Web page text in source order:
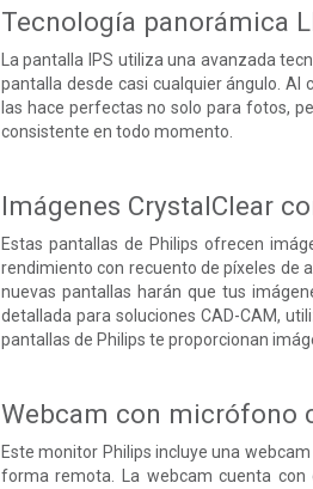
Tecnología panorámica
La pantalla IPS utiliza una avanzada
pantalla desde casi cualquier ángulo. Al
las hace perfectas no solo para fotos,
consistente en todo momento.
Imágenes CrystalClear
Estas pantallas de Philips ofrecen
rendimiento con recuento de píxeles de
nuevas pantallas harán que tus
detallada para soluciones CAD-CAM,
pantallas de Philips te proporcionan
Webcam con micrófono
Este monitor Philips incluye una
forma remota. La webcam cuenta con